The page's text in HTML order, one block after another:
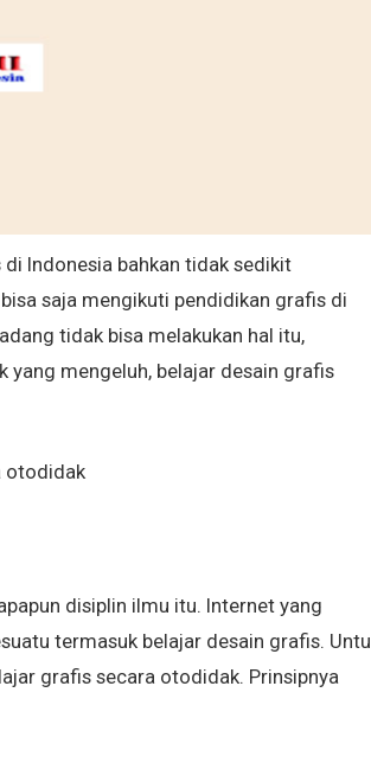
Indonesia bahkan tidak sedikit
saja mengikuti pendidikan grafis di
tidak bisa melakukan hal itu,
yang mengeluh, belajar desain grafis
disiplin ilmu itu. Internet yang
termasuk belajar desain grafis.
grafis secara otodidak. Prinsipnya